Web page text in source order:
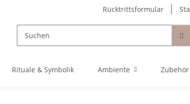
Rücktrittsformular
Rituale & Symbolik Ambiente Zubehör